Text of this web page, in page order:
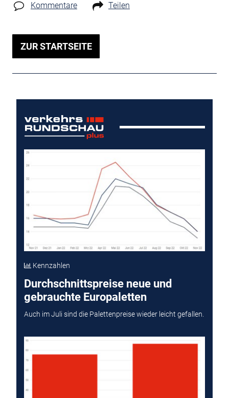
Kommentare Teilen
ZUR STARTSEITE
Kennzahlen
Durchschnittspreise neue und
gebrauchte Europaletten
Auch im Juli sind die Palettenpreise wieder leicht gefallen.